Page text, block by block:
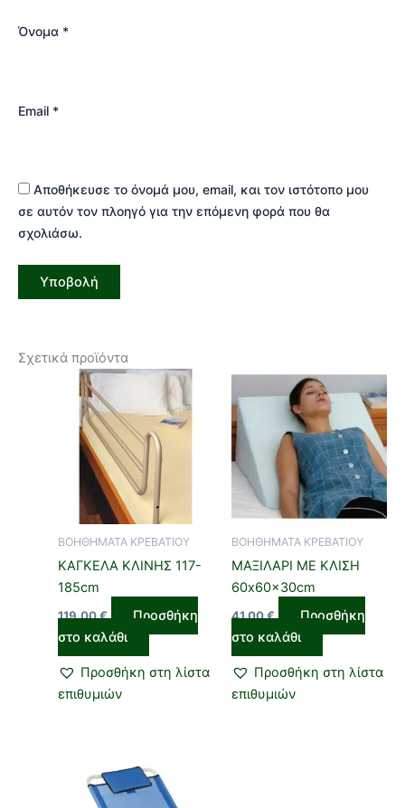
Όνομα *
Email *
Αποθήκευσε το όνομά μου, email, και τον ιστότοπο μου
σε αυτόν τον πλοηγό για την επόμενη φορά που θα
σχολιάσω.
Σχετικά προϊόντα
ΒΟΗΘΗΜΑΤΑ ΚΡΕΒΑΤΙΟΥ
ΚΑΓΚΕΛΑ ΚΛΙΝΗΣ 117-
185cm
119,00€
Προσθήκη
στο καλάθι
Προσθήκη στη λίστα
επιθυμιών
ΒΟΗΘΗΜΑΤΑ ΚΡΕΒΑΤΙΟΥ
ΜΑΞΙΛΑΡΙ ΜΕ ΚΛΙΣΗ
60x60x30cm
41,00€
Προσθήκη
στο καλάθι
Προσθήκη στη λίστα
επιθυμιών